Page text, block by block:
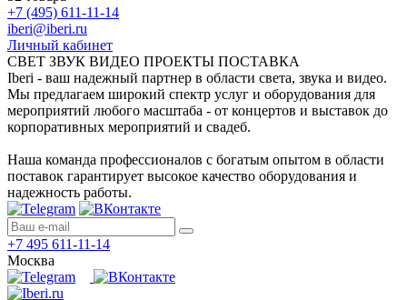
+7 (495) 611-11-14
iberi@iberi.ru
Личный кабинет
СВЕТ ЗВУК ВИДЕО ПРОЕКТЫ ПОСТАВКА
Iberi - ваш надежный партнер в области света, звука и видео.
Мы предлагаем широкий спектр услуг и оборудования для
мероприятий любого масштаба - от концертов и выставок до
корпоративных мероприятий и свадеб.
Наша команда профессионалов с богатым опытом в области
поставок гарантирует высокое качество оборудования и
надежность работы.
+7 495 611-11-14
Москва